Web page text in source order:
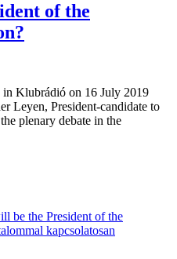
of the
in Klubrádió on 16 July 2019
Leyen, President-candidate to
plenary debate in the
be the President of the
kapcsolatosan